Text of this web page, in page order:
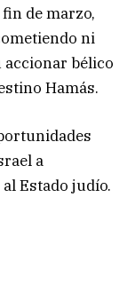
de marzo,
ni
accionar bélico
Hamás.
a
Estado judío.